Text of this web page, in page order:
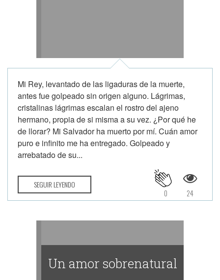
Mi Rey, levantado de las ligaduras de la muerte,
antes fue golpeado sin origen alguno. Lágrimas,
cristalinas lágrimas escalan el rostro del ajeno
hermano, propia de si misma a su vez. ¿Por qué he
de llorar? Mi Salvador ha muerto por mí. Cuán amor
puro e infinito me ha entregado. Golpeado y
arrebatado de su...
SEGUIR LEYENDO
24
0
Un amor sobrenatural